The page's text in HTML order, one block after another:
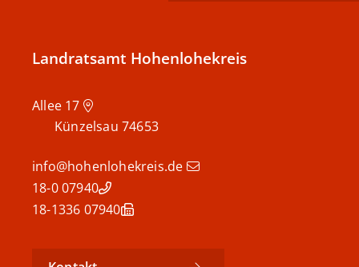
Landratsamt Hohenlohekreis
74653
Künzelsau
info@hohenlohekreis.de
07940 18-0
07940 18-1336